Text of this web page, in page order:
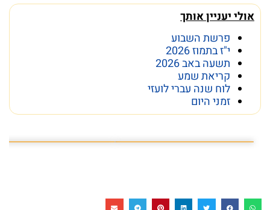
אולי יעניין אותך
פרשת השבוע
י"ז בתמוז 2026
תשעה באב 2026
קריאת שמע
לוח שנה עברי לועזי
זמני היום